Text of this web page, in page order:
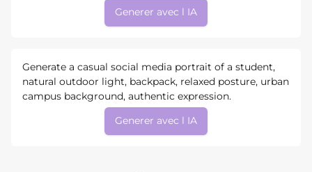
Generer avec l IA
Generate a casual social media portrait of a student,
natural outdoor light, backpack, relaxed posture, urban
campus background, authentic expression.
Generer avec l IA